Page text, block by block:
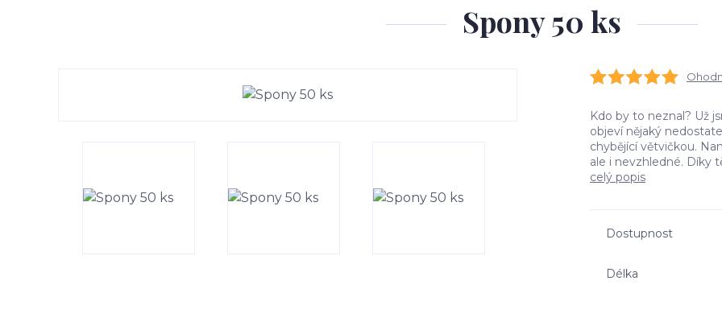
Spony 50 ks
Kdo by to neznal? Už
objeví nějaký
chybějící větvičkou.
ale i nevzhledné. Díky
celý popis
Dostupnost
Délka